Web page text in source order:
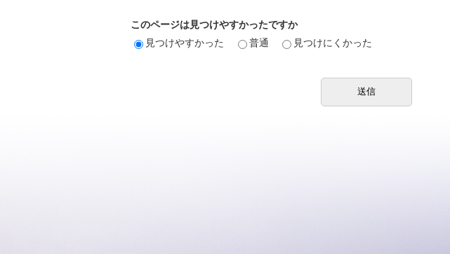
このページは見つけやすかったですか
見つけやすかった
普通 見つけにくかった